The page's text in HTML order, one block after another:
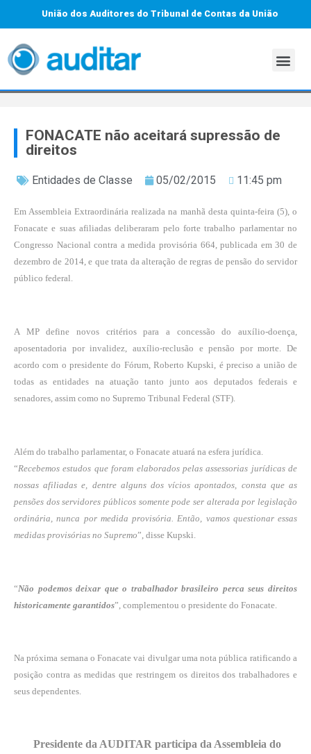
União dos Auditores do Tribunal de Contas da União
FONACATE não aceitará supressão de
direitos
Entidades de Classe 05/02/2015 11:45 pm
Em Assembleia Extraordinária realizada na manhã desta quinta-feira (5), o
Fonacate e suas afiliadas deliberaram pelo forte trabalho parlamentar no
Congresso Nacional contra a medida provisória 664, publicada em 30 de
dezembro de 2014, e que trata da alteração de regras de pensão do servidor
público federal.
A MP define novos critérios para a concessão do auxílio-doença,
aposentadoria por invalidez, auxílio-reclusão e pensão por morte. De
acordo com o presidente do Fórum, Roberto Kupski, é preciso a união de
todas as entidades na atuação tanto junto aos deputados federais e
senadores, assim como no Supremo Tribunal Federal (STF).
Além do trabalho parlamentar, o Fonacate atuará na esfera jurídica.
“Recebemos estudos que foram elaborados pelas assessorias jurídicas de
nossas afiliadas e, dentre alguns dos vícios apontados, consta que as
pensões dos servidores públicos somente pode ser alterada por legislação
ordinária, nunca por medida provisória. Então, vamos questionar essas
medidas provisórias no Supremo”, disse Kupski.
“Não podemos deixar que o trabalhador brasileiro perca seus direitos
historicamente garantidos”, complementou o presidente do Fonacate.
Na próxima semana o Fonacate vai divulgar uma nota pública ratificando a
posição contra as medidas que restringem os direitos dos trabalhadores e
seus dependentes.
Presidente da AUDITAR participa da Assembleia do